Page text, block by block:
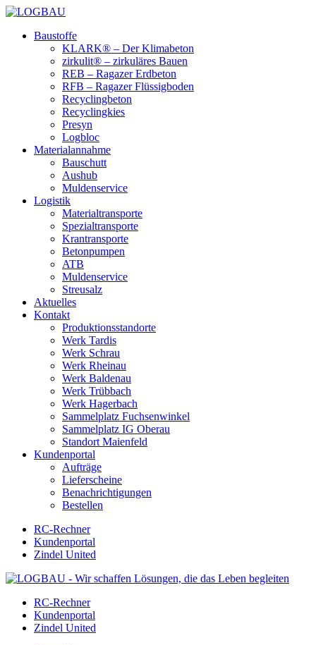
Baustoffe
KLARK® – Der Klimabeton
zirkulit® – zirkuläres Bauen
REB – Ragazer Erdbeton
RFB – Ragazer Flüssigboden
Recyclingbeton
Recyclingkies
Presyn
Logbloc
Materialannahme
Bauschutt
Aushub
Muldenservice
Logistik
Materialtransporte
Spezialtransporte
Krantransporte
Betonpumpen
ATB
Muldenservice
Streusalz
Aktuelles
Kontakt
Produktionsstandorte
Werk Tardis
Werk Schrau
Werk Rheinau
Werk Baldenau
Werk Trübbach
Werk Hagerbach
Sammelplatz Fuchsenwinkel
Sammelplatz IG Oberau
Standort Maienfeld
Kundenportal
Aufträge
Lieferscheine
Benachrichtigungen
Bestellen
RC-Rechner
Kundenportal
Zindel United
RC-Rechner
Kundenportal
Zindel United